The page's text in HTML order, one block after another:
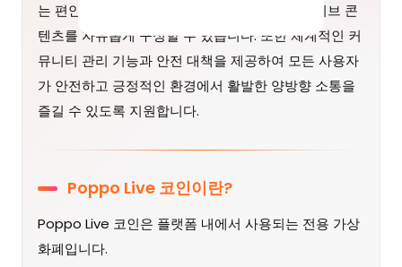
는 편안한 대화, 음악 공연, 게임 스트리밍 등 라이브 콘
텐츠를 자유롭게 구성할 수 있습니다. 또한 체계적인 커
뮤니티 관리 기능과 안전 대책을 제공하여 모든 사용자
가 안전하고 긍정적인 환경에서 활발한 양방향 소통을
즐길 수 있도록 지원합니다.
Poppo Live 코인이란?
Poppo Live 코인은 플랫폼 내에서 사용되는 전용 가상
화폐입니다.